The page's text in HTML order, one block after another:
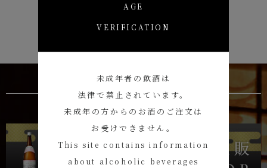
一覧へ戻る
AGE
VERIFICATION
未成年者の飲酒は
法律で禁止されています。
未成年の方からのお酒のご注文は
お受けできません。
This site contains information
about alcoholic beverages